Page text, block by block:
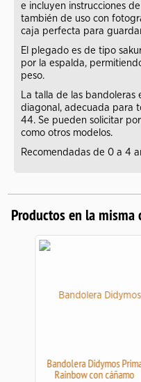
e incluyen instrucciones
también de uso con
caja perfecta para
El plegado es de tipo
por la espalda,
peso.
La talla de las bandoleras
diagonal, adecuada para
44. Se pueden solicitar
como otros modelos.
Recomendadas de 0 a 4
Productos en la misma
Bandolera Didymos Prima
Rainbow con cáñamo